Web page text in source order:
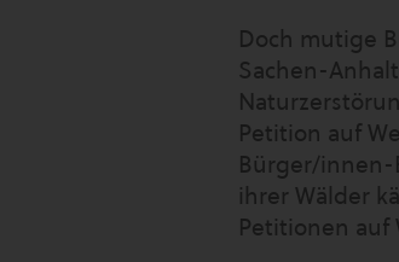
Doch mutige
Sachen-
Petition auf
Bürger/
ihrer Wälder
Petitionen auf